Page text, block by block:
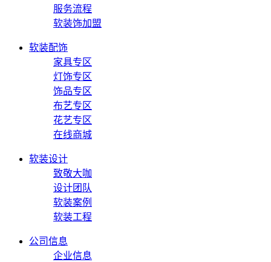
服务流程
软装饰加盟
软装配饰
家具专区
灯饰专区
饰品专区
布艺专区
花艺专区
在线商城
软装设计
致敬大咖
设计团队
软装案例
软装工程
公司信息
企业信息